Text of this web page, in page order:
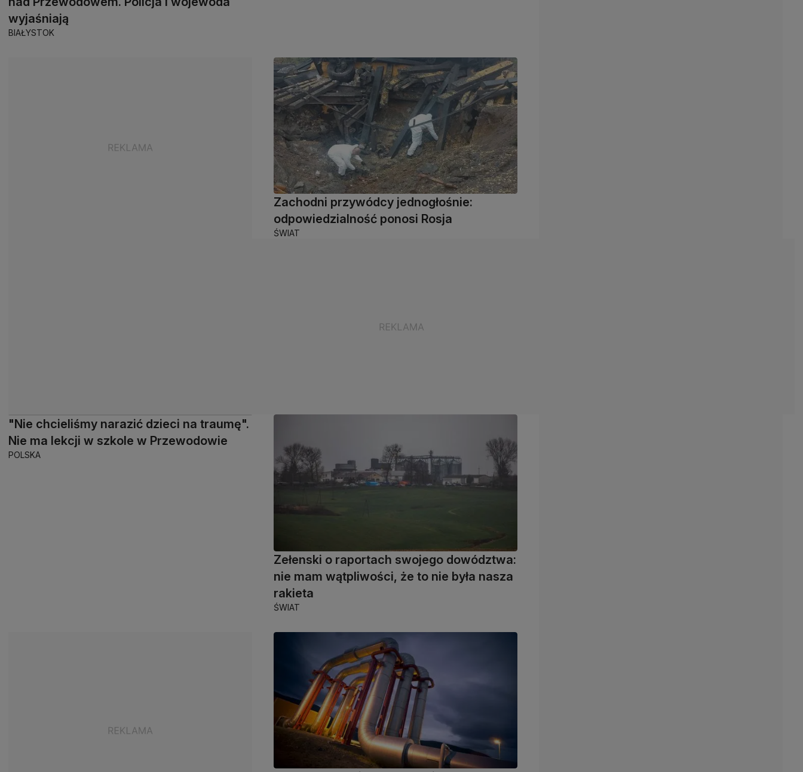
wyjaśniają
BIAŁYSTOK
Zachodni przywódcy jednogłośnie:
odpowiedzialność ponosi Rosja
ŚWIAT
"Nie chcieliśmy narazić dzieci na traumę".
Nie ma lekcji w szkole w Przewodowie
POLSKA
Zełenski o raportach swojego dowództwa:
nie mam wątpliwości, że to nie była nasza
rakieta
ŚWIAT